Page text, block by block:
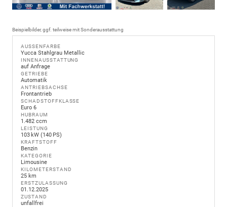
Beispielbilder, ggf. teilweise mit Sonderausstattung
AUSSENFARBE
Yucca Stahlgrau Metallic
INNENAUSSTATTUNG
auf Anfrage
GETRIEBE
Automatik
ANTRIEBSACHSE
Frontantrieb
SCHADSTOFFKLASSE
Euro 6
HUBRAUM
1.482 ccm
LEISTUNG
103 kW (140 PS)
KRAFTSTOFF
Benzin
KATEGORIE
Limousine
KILOMETERSTAND
25 km
ERSTZULASSUNG
01.12.2025
ZUSTAND
unfallfrei